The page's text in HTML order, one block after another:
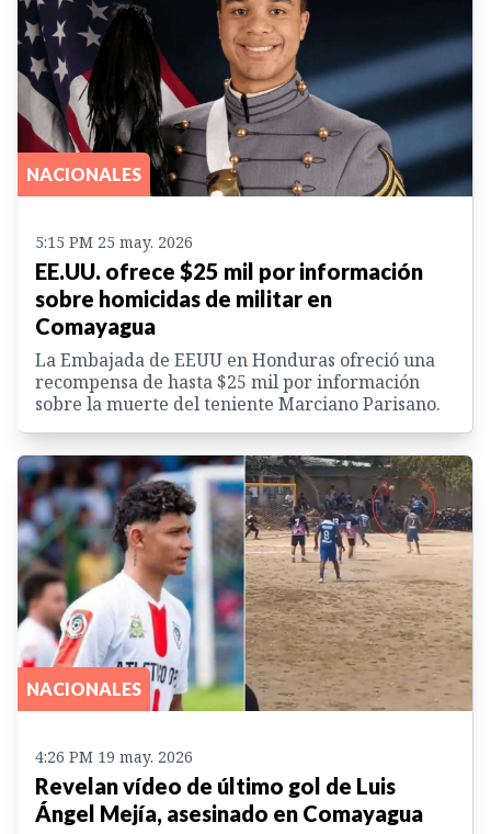
NACIONALES
5:15 PM 25 may. 2026
EE.UU. ofrece $25 mil por información
sobre homicidas de militar en
Comayagua
La Embajada de EEUU en Honduras ofreció una
recompensa de hasta $25 mil por información
sobre la muerte del teniente Marciano Parisano.
NACIONALES
4:26 PM 19 may. 2026
Revelan vídeo de último gol de Luis
Ángel Mejía, asesinado en Comayagua